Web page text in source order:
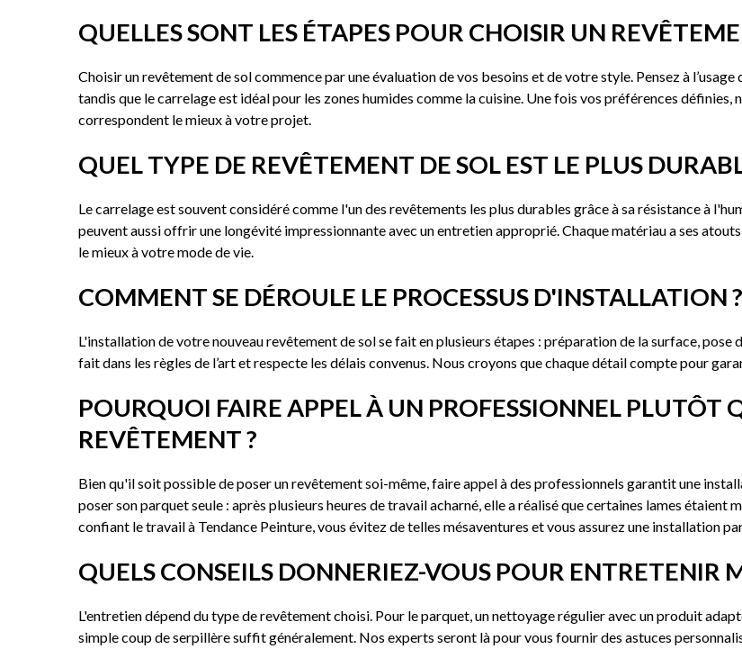
QUELLES SONT LES ÉTAPES POUR CHOISIR UN
Choisir un revêtement de sol commence par une évaluation de vos besoins et de votre style. Pensez à
tandis que le carrelage est idéal pour les zones humides comme la cuisine. Une fois vos préférences
correspondent le mieux à votre projet.
QUEL TYPE DE REVÊTEMENT DE SOL EST LE PLUS
Le carrelage est souvent considéré comme l'un des revêtements les plus durables grâce à sa résistance à
peuvent aussi offrir une longévité impressionnante avec un entretien approprié. Chaque matériau a ses
le mieux à votre mode de vie.
COMMENT SE DÉROULE LE PROCESSUS D'INSTALLATION ?
L'installation de votre nouveau revêtement de sol se fait en plusieurs étapes : préparation de la surface,
fait dans les règles de l’art et respecte les délais convenus. Nous croyons que chaque détail compte pour
POURQUOI FAIRE APPEL À UN PROFESSIONNEL PLUTÔT
REVÊTEMENT ?
Bien qu'il soit possible de poser un revêtement soi-même, faire appel à des professionnels garantit une
poser son parquet seule : après plusieurs heures de travail acharné, elle a réalisé que certaines lames étaient
confiant le travail à Tendance Peinture, vous évitez de telles mésaventures et vous assurez une installation
QUELS CONSEILS DONNERIEZ-VOUS POUR ENTRETENIR
L'entretien dépend du type de revêtement choisi. Pour le parquet, un nettoyage régulier avec un produit
simple coup de serpillère suffit généralement. Nos experts seront là pour vous fournir des astuces